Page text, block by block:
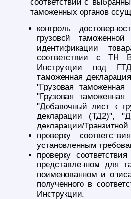
соответствии с
таможенных органов
контроль
грузовой
идентификации
соответствии с ТН
Инструкции под
таможенная
"Грузовая таможенная
"Грузовая таможенная
"Добавочный лист к
декларации (ТД2)",
декларации/
проверку
установленным
проверку
представленном для
поименованном и
полученного в
Инструкции.